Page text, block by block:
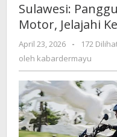
Sulawesi:
Motor, Jelajahi
April 23, 2026
oleh
-
172
oleh kabardermayu